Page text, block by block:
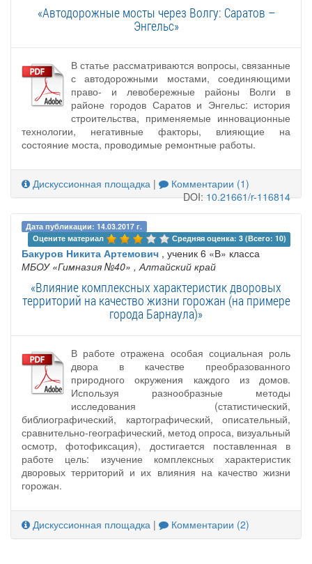
«Автодорожные мосты через Волгу: Саратов –
Энгельс»
В статье рассматриваются вопросы, связанные
с автодорожными мостами, соединяющими
право- и левобережные районы Волги в
районе городов Саратов и Энгельс: история
строительства, применяемые инновационные
технологии, негативные факторы, влияющие на
состояние моста, проводимые ремонтные работы.
Дискуссионная площадка |
Комментарии (1)
DOI:10.21661/r-116814
Дата публикации: 14.03.2017 г.
Оцените материал
Средняя оценка: 3 (Всего: 10)
Бакуров Никита Артемович , ученик 6 «В» класса
МБОУ «Гимназия №40» , Алтайский край
«Влияние комплексных характеристик дворовых
территорий на качество жизни горожан (на примере
города Барнаула)»
В работе отражена особая социальная роль
двора в качестве преобразованного
природного окружения каждого из домов.
Используя разнообразные методы
исследования (статистический,
библиографический, картографический, описательный,
сравнительно-географический, метод опроса, визуальный
осмотр, фотофиксация), достигается поставленная в
работе цель: изучение комплексных характеристик
дворовых территорий и их влияния на качество жизни
горожан.
Дискуссионная площадка | Комментарии (2)